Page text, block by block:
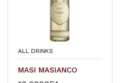
ALL DRINKS
MASI MASIANCO